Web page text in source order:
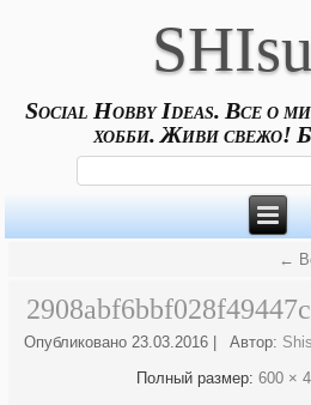
Social Hobby Ideas. Все о
хобби. Живи свежо!
←
Опубликовано 23.03.2016 Автор:
Полный размер: 600 ×